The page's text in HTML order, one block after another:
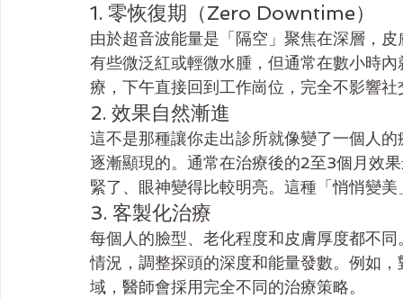
1. 零恢復期（Zero Downtime）
由於超音波能量是「隔空」聚焦在深層，
有些微泛紅或輕微水腫，但通常在數小時
療，下午直接回到工作崗位，完全不影響社
2. 效果自然漸進
這不是那種讓你走出診所就像變了一個人
逐漸顯現的。通常在治療後的2至3個月效
緊了、眼神變得比較明亮。這種「悄悄變
3. 客製化治療
每個人的臉型、老化程度和皮膚厚度都不
情況，調整探頭的深度和能量發數。例如
域，醫師會採用完全不同的治療策略。